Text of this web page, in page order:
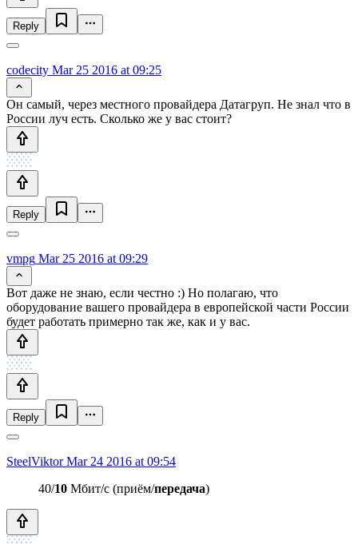
Reply
codecity Mar 25 2016 at 09:25
Он самый, через местного провайдера Датагруп. Не знал что в
России луч есть. Сколько же у вас стоит?
Reply
vmpg Mar 25 2016 at 09:29
Вот даже не знаю, если честно :) Но полагаю, что
оборудование вашего провайдера в европейской части России
будет работать примерно так же, как и у вас.
Reply
SteelViktorMar 24 2016 at 09:54
40/10 Мбит/с (приём/передача)